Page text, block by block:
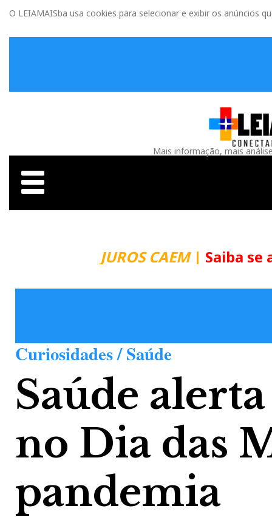
O LEIAMAISba usa cookies para selecionar e exibir os anúncios
Mais informação, mais
JUROS CAEM| Saiba se
Curiosidades / Saúde
Saúde
no Dia das
pandemia